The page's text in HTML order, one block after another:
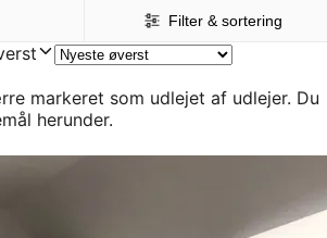
Filter & sortering
markeret som udlejet af udlejer. Du
herunder.